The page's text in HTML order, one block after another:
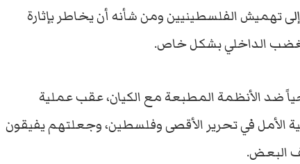
تهميش الفلسطينيين ومن شأنه أن يخاطر بإثارة
الداخلي بشكل خاص.
ضد الأنظمة المطبعة مع الكيان، عقب عملية
الأمل في تحرير الأقصى وفلسطين، وجعلتهم يفيقون
البعض.